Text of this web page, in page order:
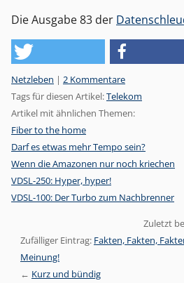
Die Ausgabe 83 der
Kategorien:
Netzleben | 2 Kommentare
Tags für diesen Artikel:Telekom
Artikel mit ähnlichen Themen:
Fiber to the home
Darf es etwas mehr Tempo sein?
Wenn die Amazonen nur noch kriechen
VDSL-250: Hyper, hyper!
VDSL-100: Der Turbo zum Nachbrenner
Zuletzt
Zufälliger Eintrag: Fakten, Fakten,
Meinung!
Kurz und bündig